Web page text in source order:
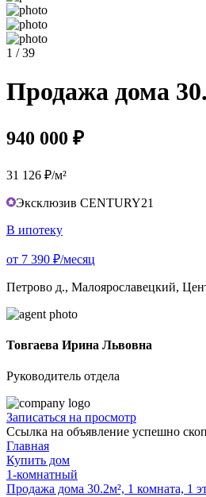
1 / 39
Продажа дома
940 000 ₽
31 126 ₽/м²
Эксклюзив CENTURY21
В ипотеку
от 7 390 ₽/месяц
Петрово д., Малоярославецкий,
Товгаева Ирина Львовна
Руководитель отдела
Записаться на просмотр
Ссылка на объявление успешно
Главная
Купить дом
1-комнатный
Продажа дома 30.2м², 1 комната, 1